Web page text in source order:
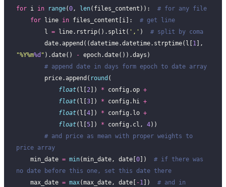
for i in range(0, len(files_content)): # for any file
    for
line in files_content[i]: # get line
        l
= line.rstrip().split( ' , ' ) # split by coma
        date.append((datetime.datetime.strptime(l[
1
"%Y%m%d " ).date() - epoch.date()).days)
        # append date in days form epoch to date array
        price.append(
round (
            float
(l[ 2 ]) * config.op +
            float
(l[ 3 ]) * config.hi +
            float
(l[ 4 ]) * config.lo +
            float
(l[ 5 ]) * config.cl, 4))
price array
    min_date
= min(min_date, date[ 0 ]) # if there was
no date before this one, set this date there
    max_date
= max(max_date, date[ -1 ]) # and in